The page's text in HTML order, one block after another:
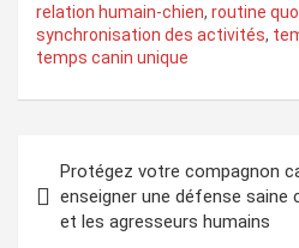
relation humain-chien, routine
synchronisation des activités,
temps canin unique
de
l’article
Protégez votre compagnon
enseigner une défense saine
et les agresseurs humains